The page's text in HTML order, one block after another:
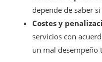
depende de saber
Costes y
servicios con
un mal desempeño